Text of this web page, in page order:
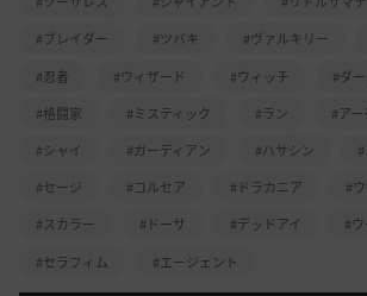
#ブレイダー
#ツバキ #ヴァルキリー
#忍者
#ウィザード #ウィッチ
#ダ
#格闘家
#ミスティック #ラン
#ア
#シャイ
#ガーディアン #ハサシン
#セージ
#コルセア #ドラカニア #
#スカラー
#ドーサ #デッドアイ
#
#セラフィム
#エージェント